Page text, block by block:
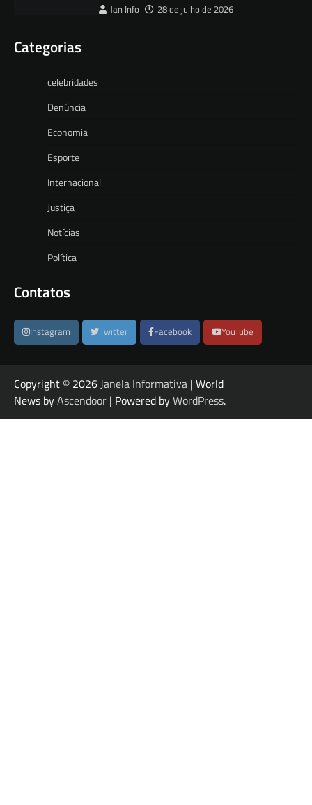
Jan Info 28 de julho de 2026
Categorias
celebridades
Denúncia
Economia
Esporte
Internacional
Justiça
Notícias
Política
Contatos
Instagram Twitter Facebook YouTube
Copyright © 2026Janela Informativa | World
News byAscendoor | Powered byWordPress.